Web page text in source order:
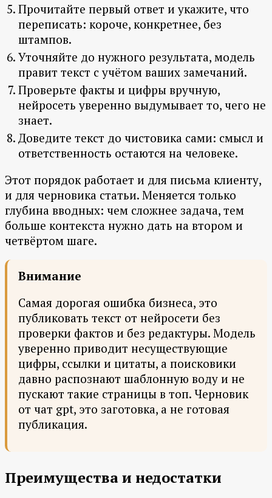
Прочитайте первый ответ и укажите, что
переписать: короче, конкретнее, без
штампов.
Уточняйте до нужного результата, модель
правит текст с учётом ваших замечаний.
Проверьте факты и цифры вручную,
нейросеть уверенно выдумывает то, чего не
знает.
Доведите текст до чистовика сами: смысл и
ответственность остаются на человеке.
Этот порядок работает и для письма клиенту,
и для черновика статьи. Меняется только
глубина вводных: чем сложнее задача, тем
больше контекста нужно дать на втором и
четвёртом шаге.
Внимание
Самая дорогая ошибка бизнеса, это
публиковать текст от нейросети без
проверки фактов и без редактуры. Модель
уверенно приводит несуществующие
цифры, ссылки и цитаты, а поисковики
давно распознают шаблонную воду и не
пускают такие страницы в топ. Черновик
от чат gpt, это заготовка, а не готовая
публикация.
Преимущества и недостатки